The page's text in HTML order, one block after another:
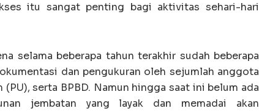
itu sangat penting bagi aktivitas sehari-hari
selama beberapa tahun terakhir sudah beberapa
dan pengukuran oleh sejumlah anggota
(PU), serta BPBD. Namun hingga saat ini belum ada
jembatan yang layak dan memadai akan